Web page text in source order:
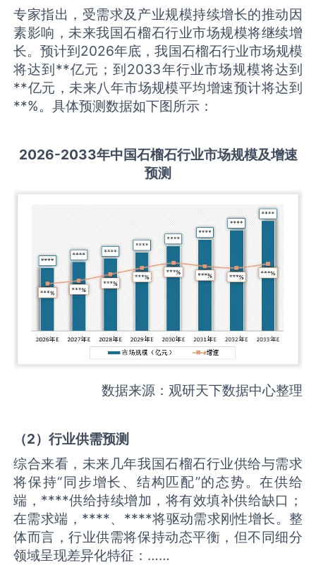
专家指出，受需求及产业规模持续增长的推动因
素影响，未来我国石榴石行业市场规模将继续增
长。预计到2026年底，我国石榴石行业市场规模
将达到**亿元；到2033年行业市场规模将达到
**亿元，未来八年市场规模平均增速预计将达到
**%。具体预测数据如下图所示：
2026-2033年中国石榴石行业市场规模及增速
预测
数据来源：观研天下数据中心整理
（2）行业供需预测
综合来看，未来几年我国石榴石行业供给与需求
将保持“同步增长、结构匹配”的态势。在供给
端，****供给持续增加，将有效填补供给缺口；
在需求端，****、****将驱动需求刚性增长。整
体而言，行业供需将保持动态平衡，但不同细分
领域呈现差异化特征：……